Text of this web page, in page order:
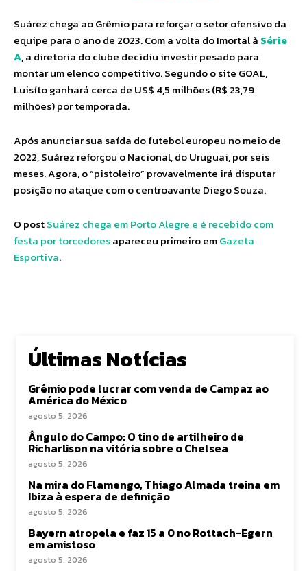
Suárez chega ao Grêmio para reforçar o setor ofensivo da
equipe para o ano de 2023. Com a volta do Imortal à Série
A, a diretoria do clube decidiu investir pesado para
montar um elenco competitivo. Segundo o site GOAL,
Luisíto ganhará cerca de US$ 4,5 milhões (R$ 23,79
milhões) por temporada.
Após anunciar sua saída do futebol europeu no meio de
2022, Suárez reforçou o Nacional, do Uruguai, por seis
meses. Agora, o “pistoleiro” provavelmente irá disputar
posição no ataque com o centroavante Diego Souza.
O postSuárez chega em Porto Alegre e é recebido com
festa por torcedoresapareceu primeiro emGazeta
Esportiva.
Últimas Notícias
Grêmio pode lucrar com venda de Campaz ao
América do México
agosto 5, 2026
Ângulo do Campo: O tino de artilheiro de
Richarlison na vitória sobre o Chelsea
agosto 5, 2026
Na mira do Flamengo, Thiago Almada treina em
Ibiza à espera de definição
agosto 5, 2026
Bayern atropela e faz 15 a 0 no Rottach-Egern
em amistoso
agosto 5, 2026